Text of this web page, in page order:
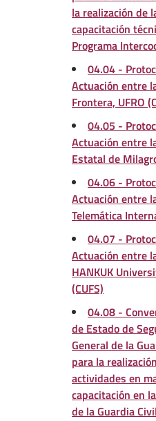
la realización de
capacitación
Programa
04.04 -
Actuación entre
Frontera, UFRO
04.05 -
Actuación entre
Estatal de
04.06 -
Actuación entre
Telemática
04.07 -
Actuación entre
HANKUK
(CUFS)
04.08 -
de Estado de
General de la
para la
actividades en
capacitación en
de la Guardia Civil